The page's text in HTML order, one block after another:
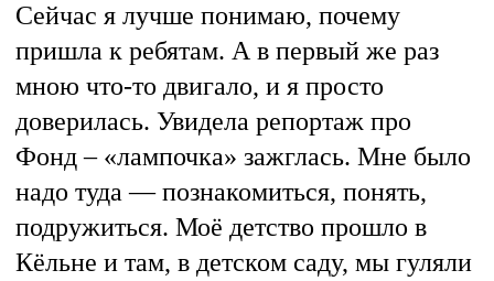
Сейчас я лучше понимаю, почему
пришла к ребятам. А в первый же раз
мною что-то двигало, и я просто
доверилась. Увидела репортаж про
Фонд – «лампочка» зажглась. Мне было
надо туда — познакомиться, понять,
подружиться. Моё детство прошло в
Кёльне и там, в детском саду, мы гуляли